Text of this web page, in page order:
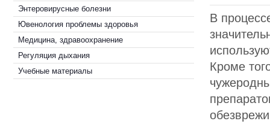
Энтеровирусные болезни
Ювенология проблемы здоровья
Медицина, здравоохранение
Регуляция дыхания
Учебные материалы
В
Кроме